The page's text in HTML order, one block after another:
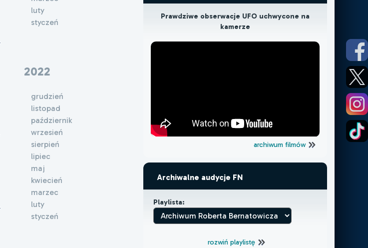
luty
styczeń
2022
grudzień
listopad
październik
wrzesień
sierpień
lipiec
maj
kwiecień
marzec
luty
styczeń
Prawdziwe obserwacje UFO uchwycone na
kamerze
archiwum filmów
Archiwalne audycje FN
Playlista:
rozwiń playlistę